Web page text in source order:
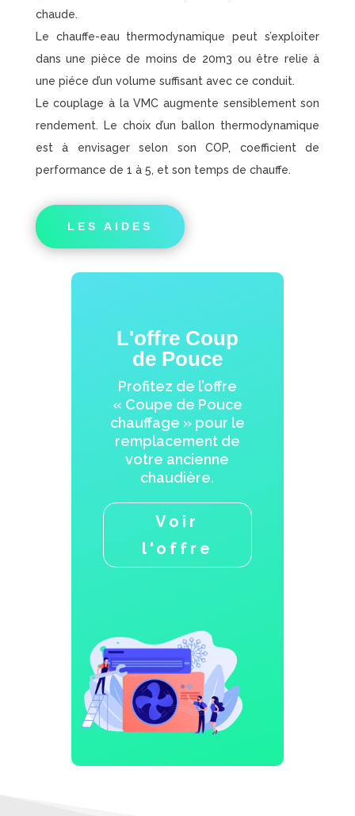
chaude.
Le chauffe-eau thermodynamique peut s’exploiter
dans une pièce de moins de 20m3 ou être relie à
une piéce d’un volume suffisant avec ce conduit.
Le couplage à la VMC augmente sensiblement son
rendement. Le choix d’un ballon thermodynamique
est à envisager selon son COP, coefficient de
performance de 1 à 5, et son temps de chauffe.
LES AIDES
L'offre Coup
de Pouce
Profitez de l’offre
« Coupe de Pouce
chauffage » pour le
remplacement de
votre ancienne
chaudière.
Voir
l'offre